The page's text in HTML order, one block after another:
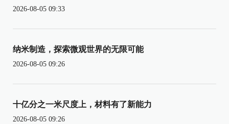
2026-08-05 09:33
纳米制造，探索微观世界的无限可能
2026-08-05 09:26
十亿分之一米尺度上，材料有了新能力
2026-08-05 09:26